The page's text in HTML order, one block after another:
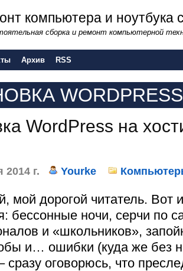
компьютера и ноутбука
сборка и ремонт компьютерной
Архив RSS
WORDPRESS
WordPress на
2014 г. Yourke
мой дорогой читатель. Вот
бессонные ночи, серчи по
и «школьников»,
и… ошибки (куда же без
сразу оговорюсь, что